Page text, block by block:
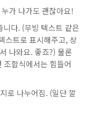
가 나가도 괜찮아요!
다. (무빙 텍스트 같은
스트로 표시해주고, 상
나와요. 좋죠?) 물론
조합식에서는 힘들어
로 나누어짐. (일단 깔